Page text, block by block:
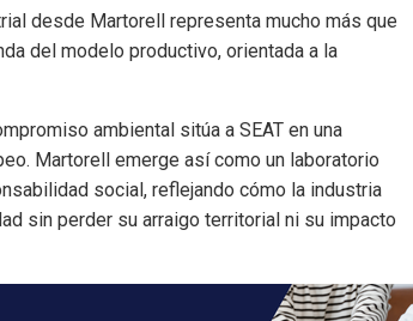
desde Martorell representa mucho más que
del modelo productivo, orientada a la
ambiental sitúa a SEAT en una
Martorell emerge así como un laboratorio
social, reflejando cómo la industria
sin perder su arraigo territorial ni su impacto